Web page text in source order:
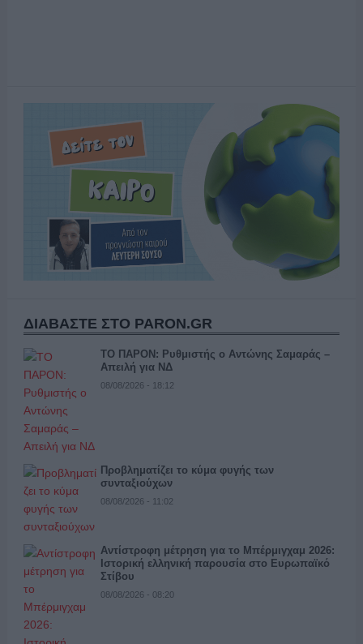
ΔΙΑΒΑΣΤΕ ΣΤΟ PARON.GR
ΤΟ ΠΑΡΟΝ: Ρυθμιστής ο Αντώνης Σαμαράς –
Απειλή για ΝΔ
08/08/2026 - 18:12
Προβληματίζει το κύμα φυγής των
συνταξιούχων
08/08/2026 - 11:02
Αντίστροφη μέτρηση για το Μπέρμιγχαμ 2026:
Ιστορική ελληνική παρουσία στο Ευρωπαϊκό
Στίβου
08/08/2026 - 08:20